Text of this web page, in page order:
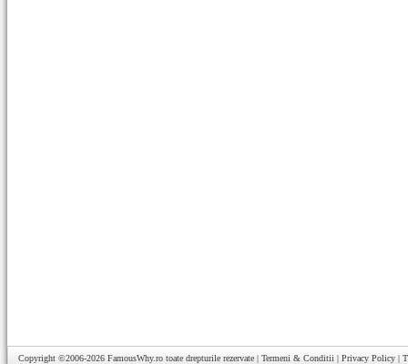
Copyright ©2006-2026 FamousWhy.ro toate drepturile rezervate | Termeni & Conditii | Privacy Policy |